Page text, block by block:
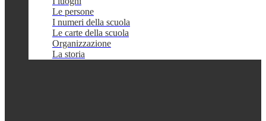
Le persone
I numeri della scuola
Le carte della scuola
Organizzazione
La storia